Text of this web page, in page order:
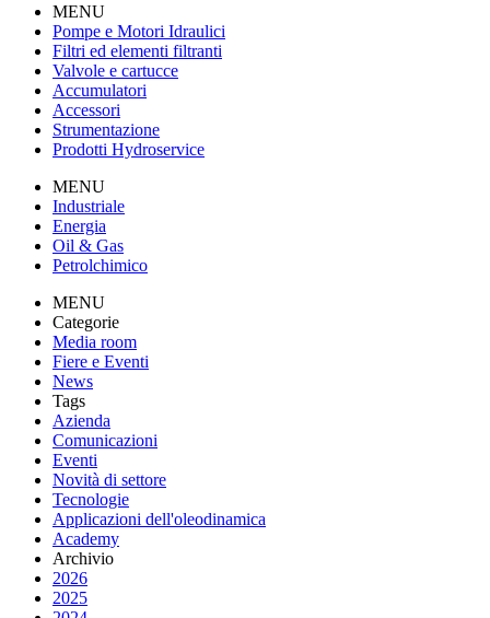
MENU
Pompe e Motori Idraulici
Filtri ed elementi filtranti
Valvole e cartucce
Accumulatori
Accessori
Strumentazione
Prodotti Hydroservice
MENU
Industriale
Energia
Oil & Gas
Petrolchimico
MENU
Categorie
Media room
Fiere e Eventi
News
Tags
Azienda
Comunicazioni
Eventi
Novità di settore
Tecnologie
Applicazioni dell'oleodinamica
Academy
Archivio
2026
2025